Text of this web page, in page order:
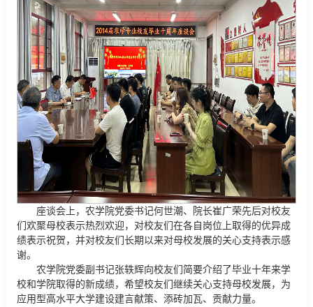
座谈会上，农学院党委书记何世潮、院长崔广荣先后对校友
们欢聚母校表示热烈欢迎，对校友们在各自岗位上取得的优异成
绩表示祝贺，并对校友们长期以来对母校发展的关心支持表示感
谢。
农学院党委副书记张轶辉向校友们简要介绍了毕业十年来学
校和学院取得的新成绩，希望校友们继续关心支持母校发展，为
应用型高水平大学建设建言献策、添砖加瓦、贡献力量。